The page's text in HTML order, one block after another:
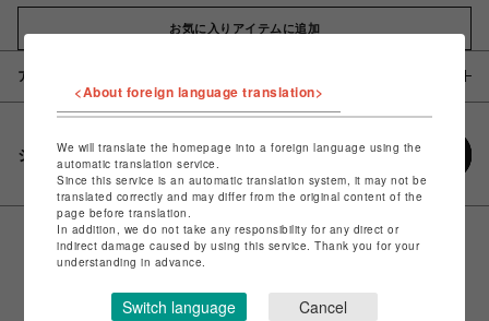
お気に入りアイテムに追加
アイテム説明 / 素材
シェアする
<About foreign language translation>
We will translate the homepage into a foreign language using the
automatic translation service.
Since this service is an automatic translation system, it may not be
translated correctly and may differ from the original content of the
page before translation.
In addition, we do not take any responsibility for any direct or
indirect damage caused by using this service. Thank you for your
understanding in advance.
Switch language Cancel